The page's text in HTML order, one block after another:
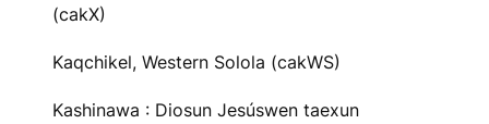
(cakX)
Kaqchikel, Western Solola (cakWS)
Kashinawa : Diosun Jesúswen taexun